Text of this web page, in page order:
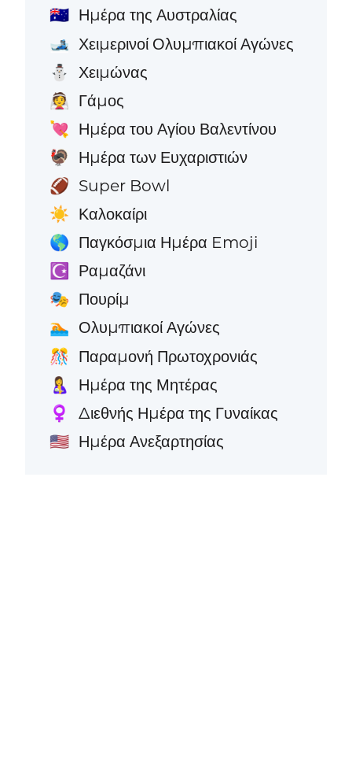
🇦🇺 Ημέρα της Αυστραλίας
🎿 Χειμερινοί Ολυμπιακοί Αγώνες
⛄ Χειμώνας
👰 Γάμος
💘 Ημέρα του Αγίου Βαλεντίνου
🦃 Ημέρα των Ευχαριστιών
🏈 Super Bowl
☀️ Καλοκαίρι
🌎 Παγκόσμια Ημέρα Emoji
☪️ Ραμαζάνι
🎭 Πουρίμ
🏊 Ολυμπιακοί Αγώνες
🎊 Παραμονή Πρωτοχρονιάς
🤱 Ημέρα της Μητέρας
♀️ Διεθνής Ημέρα της Γυναίκας
🇺🇸 Ημέρα Ανεξαρτησίας